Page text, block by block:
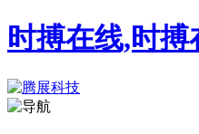
时搏在线,时搏